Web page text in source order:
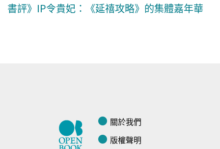
書評》IP令貴妃：《延禧攻略》的集體嘉年華
關於我們
版權聲明